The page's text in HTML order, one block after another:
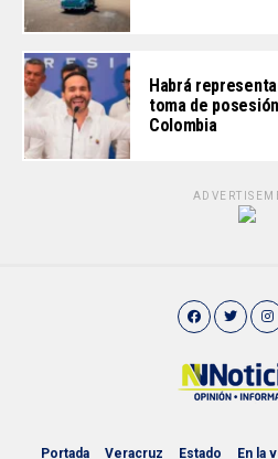
Habrá
toma de
Colombia
Portada Veracruz Estado En la